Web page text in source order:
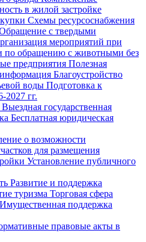
в жилой застройке
Схемы ресурсоснабжения
с твердыми
мероприятий при
по обращению с животными без
предприятия Полезная
Благоустройство
воды Подготовка к
2027 гг.
Выездная государственная
Бесплатная юридическая
о возможности
для размещения
Установление публичного
Развитие и поддержка
туризма Торговая сфера
Имущественная поддержка
правовые акты в